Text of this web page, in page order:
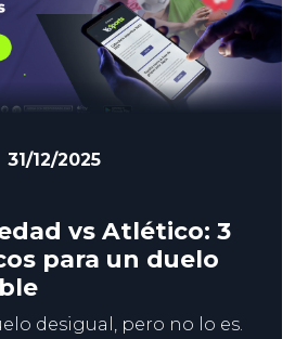
31/12/2025
vs Atlético: 3
para un duelo
desigual, pero no lo es.